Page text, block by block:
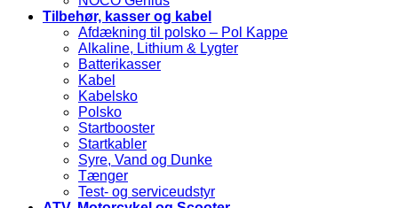
Tilbehør, kasser og kabel
Afdækning til polsko – Pol Kappe
Alkaline, Lithium & Lygter
Batterikasser
Kabel
Kabelsko
Polsko
Startbooster
Startkabler
Syre, Vand og Dunke
Tænger
Test- og serviceudstyr